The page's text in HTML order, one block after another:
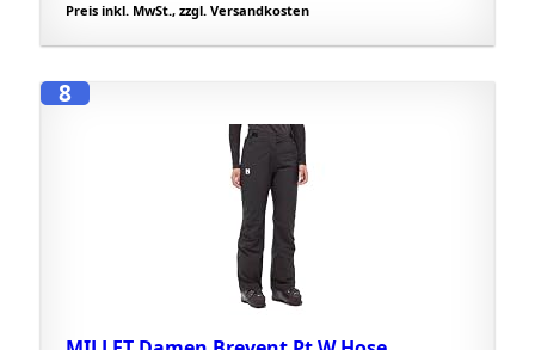
Preis inkl. MwSt., zzgl. Versandkosten
8